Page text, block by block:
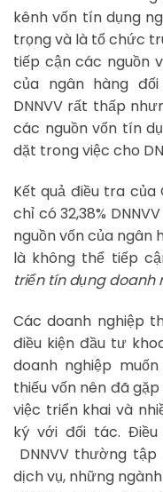
kênh vốn tín dụng
trọng và là tổ chức
tiếp cận các nguồn
của ngân hàng
DNNVV rất thấp
các nguồn vốn tín
dặt trong việc cho
Kết quả điều tra của
chỉ có 32,38%
nguồn vốn của ngân
là không thể tiếp
triển tín dụng doanh
Các doanh nghiệp
điều kiện đầu tư
doanh nghiệp
thiếu vốn nên đã
việc triển khai và
ký với đối tác.
DNNVV thường
dịch vụ, những